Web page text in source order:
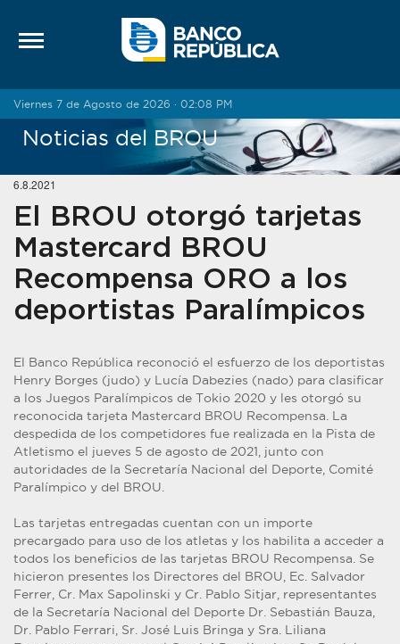
Viernes 7 de Agosto de 2026 · 02:08 PM
Noticias del BROU
6.8.2021
El BROU otorgó tarjetas
Mastercard BROU
Recompensa ORO a los
deportistas Paralímpicos
El Banco República reconoció el esfuerzo de los deportistas
Henry Borges (judo) y Lucía Dabezies (nado) para clasificar
a los Juegos Paralímpicos de Tokio 2020 y les otorgó su
reconocida tarjeta Mastercard BROU Recompensa. La
despedida de los competidores fue realizada en la Pista de
Atletismo el jueves 5 de agosto de 2021, junto con
autoridades de la Secretaría Nacional del Deporte, Comité
Paralímpico y del BROU.
Las tarjetas entregadas cuentan con un importe
precargado para uso de los atletas y los habilita a acceder a
todos los beneficios de las tarjetas BROU Recompensa. Se
hicieron presentes los Directores del BROU, Ec. Salvador
Ferrer, Cr. Max Sapolinski y Cr. Pablo Sitjar, representantes
de la Secretaría Nacional del Deporte Dr. Sebastián Bauza,
Dr. Pablo Ferrari, Sr. José Luis Bringa y Sra. Liliana